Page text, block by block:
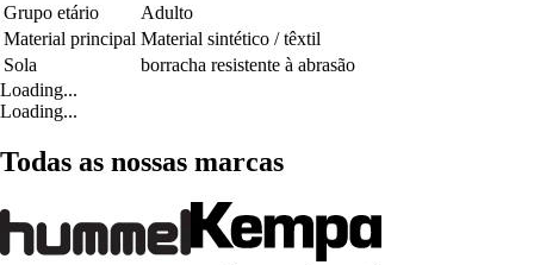
Grupo etário
Adulto
Material principal Material sintético / têxtil
Sola
borracha resistente à abrasão
Loading...
Loading...
Todas as nossas marcas